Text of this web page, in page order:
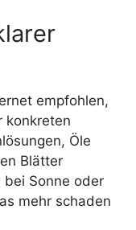
empfohlen,
konkreten
Öle
Blätter
bei Sonne oder
mehr schaden